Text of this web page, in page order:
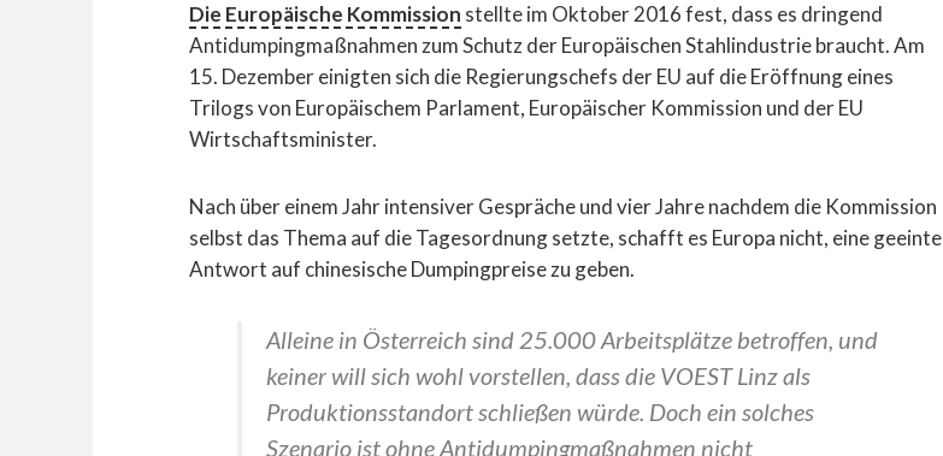
Die Europäische Kommission stellte im Oktober 2016 fest, dass es dringend
Antidumpingmaßnahmen zum Schutz der Europäischen Stahlindustrie braucht. Am
15. Dezember einigten sich die Regierungschefs der EU auf die Eröffnung eines
Trilogs von Europäischem Parlament, Europäischer Kommission und der EU
Wirtschaftsminister.
Nach über einem Jahr intensiver Gespräche und vier Jahre nachdem die Kommission
selbst das Thema auf die Tagesordnung setzte, schafft es Europa nicht, eine geeinte
Antwort auf chinesische Dumpingpreise zu geben.
Alleine in Österreich sind 25.000 Arbeitsplätze betroffen, und
keiner will sich wohl vorstellen, dass die VOEST Linz als
Produktionsstandort schließen würde. Doch ein solches
Szenario ist ohne Antidumpingmaßnahmen nicht